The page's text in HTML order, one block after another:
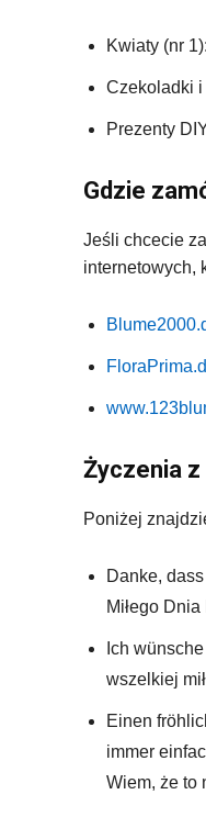
Kwiaty (nr
Czekoladki
Prezenty
Gdzie
Jeśli chcecie
internetowych,
Życzenia
Poniżej
Danke,
Miłego Dnia
Ich
wszelkiej
Einen
immer
Wiem, że to